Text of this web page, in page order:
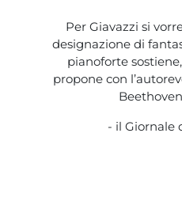
Per Giavazzi si
designazione di
pianoforte
propone con
- il Giornale